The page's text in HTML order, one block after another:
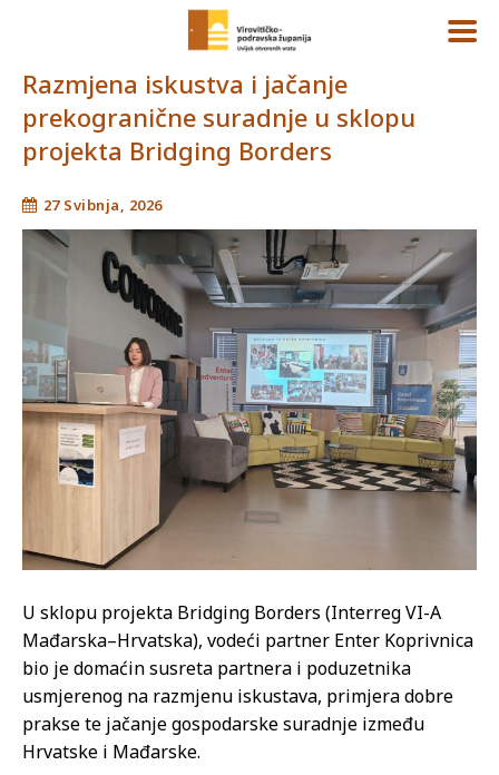
Razmjena iskustva i jačanje
prekogranične suradnje u sklopu
projekta Bridging Borders
27 Svibnja, 2026
U sklopu projekta Bridging Borders (Interreg VI-A
Mađarska–Hrvatska), vodeći partner Enter Koprivnica
bio je domaćin susreta partnera i poduzetnika
usmjerenog na razmjenu iskustava, primjera dobre
prakse te jačanje gospodarske suradnje između
Hrvatske i Mađarske.